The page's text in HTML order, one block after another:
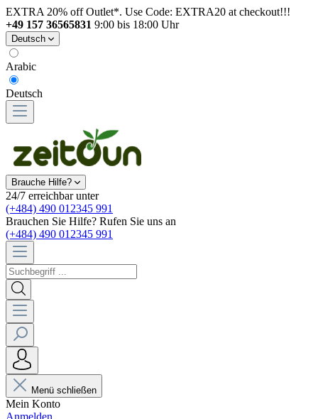
EXTRA 20% off Outlet*. Use Code: EXTRA20 at checkout!!!
+49 157 36565831 9:00 bis 18:00 Uhr
Deutsch
Arabic
Deutsch
Brauche Hilfe?
24/7 erreichbar unter
(+484) 490 012345 991
Brauchen Sie Hilfe? Rufen Sie uns an
(+484) 490 012345 991
Menü schließen
Mein Konto
Anmelden